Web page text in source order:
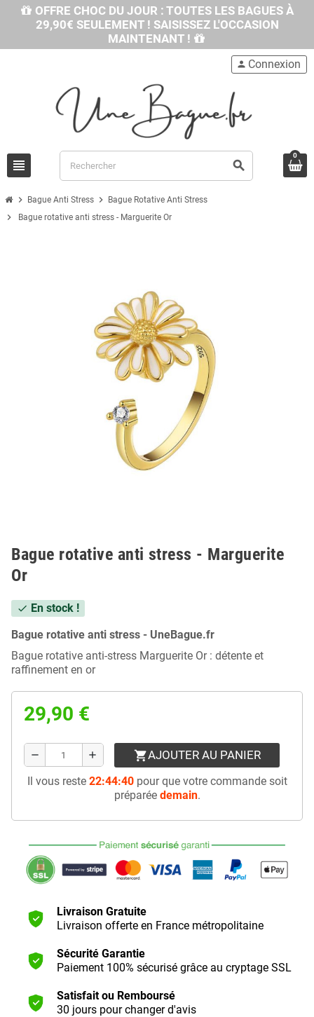
OFFRE CHOC DU JOUR : TOUTES LES BAGUES À
29,90€ SEULEMENT ! SAISISSEZ L'OCCASION
MAINTENANT !
view_headline search
person Connexion
0
chevron_right Bague Anti Stress chevron_right Bague Rotative Anti Stress
chevron_right Bague rotative anti stress - Marguerite Or
Bague rotative anti stress - Marguerite
Or
check En stock !
Bague rotative anti stress - UneBague.fr
Bague rotative anti-stress Marguerite Or : détente et
raffinement en or
29,90 €
remove add shopping_cartAJOUTER AU PANIER
Il vous reste 22:44:40pour que votre commande soit
préparée demain.
Livraison Gratuite
Livraison offerte en France métropolitaine
Sécurité Garantie
Paiement 100% sécurisé grâce au cryptage SSL
Satisfait ou Remboursé
30 jours pour changer d'avis